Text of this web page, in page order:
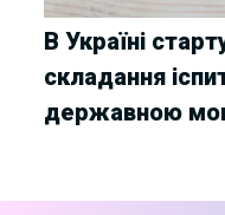
В Україні
складання
державною